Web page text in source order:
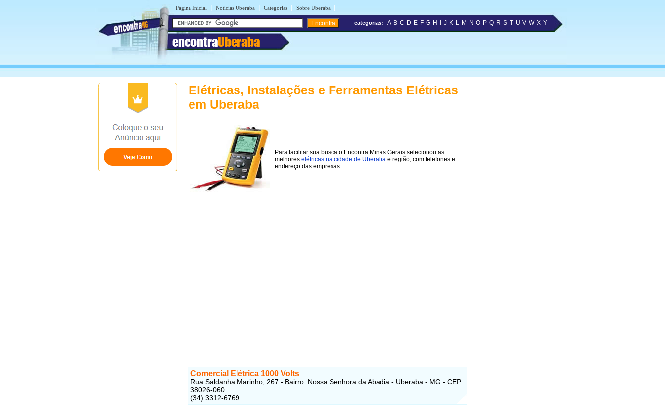
Página Inicial | Notícias Uberaba | Categorias | Sobre Uberaba |
encontraUberaba
categorias: A B C D E F G H J K L M N O P Q R S T U V W X Y
Elétricas, Instalações e Ferramentas Elétricas
em Uberaba
Para facilitar sua busca o Encontra Minas Gerais selecionou as
melhores elétricas na cidade de Uberaba e região, com telefones e
endereço das empresas.
Comercial Elétrica 1000 Volts
Rua Saldanha Marinho, 267 - Bairro: Nossa Senhora da Abadia - Uberaba - MG - CEP:
38026-060
(34) 3312-6769